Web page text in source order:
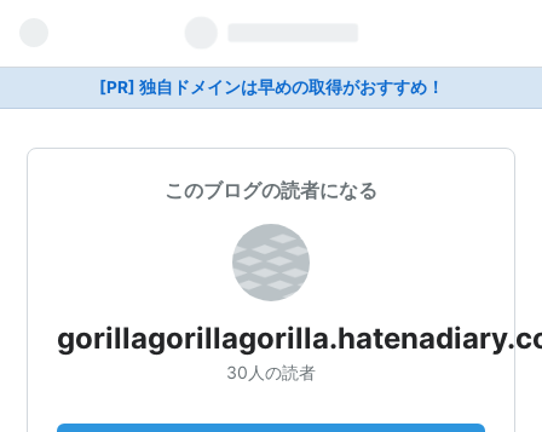
[PR] 独自ドメインは早めの取得がおすすめ！
このブログの読者になる
30人の読者